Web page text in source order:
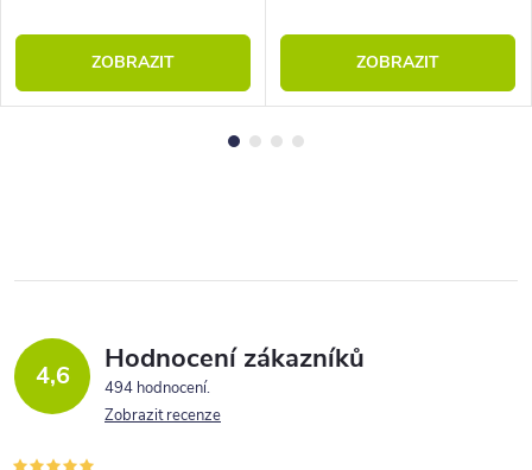
ZOBRAZIT ZOBRAZIT
4,6 Hodnocení zákazníků
494 hodnocení
Zobrazit recenze